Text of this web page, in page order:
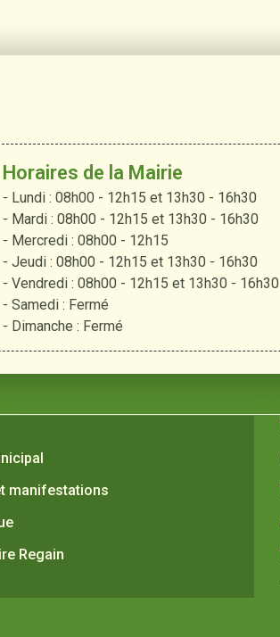
Horaires de la Mairie
- Lundi : 08h00 - 12h15 et 13h30 - 16h30
- Mardi : 08h00 - 12h15 et 13h30 - 16h30
- Mercredi : 08h00 - 12h15
- Jeudi : 08h00 - 12h15 et 13h30 - 16h30
- Vendredi : 08h00 - 12h15 et 13h30 - 16h30
- Samedi : Fermé
- Dimanche : Fermé
manifestations
Regain